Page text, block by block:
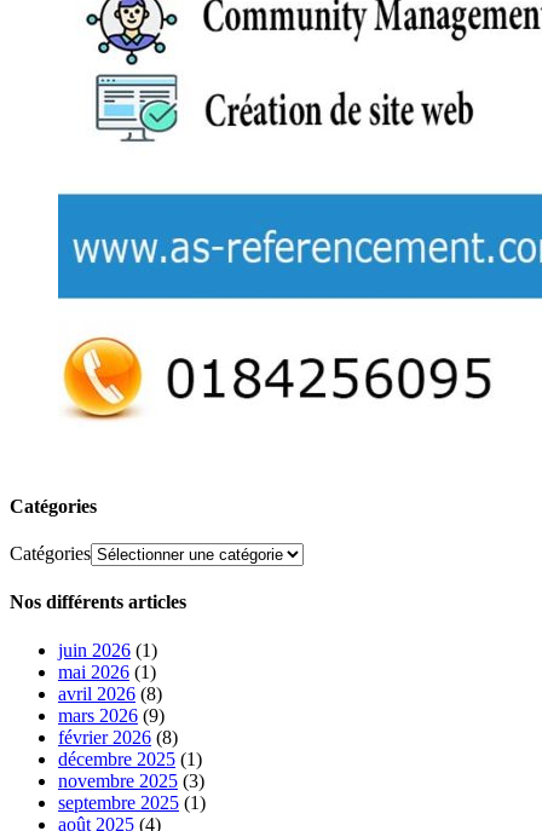
Catégories
Catégories
Nos différents articles
juin 2026 (1)
mai 2026 (1)
avril 2026 (8)
mars 2026 (9)
février 2026 (8)
décembre 2025 (1)
novembre 2025 (3)
septembre 2025 (1)
août 2025 (4)